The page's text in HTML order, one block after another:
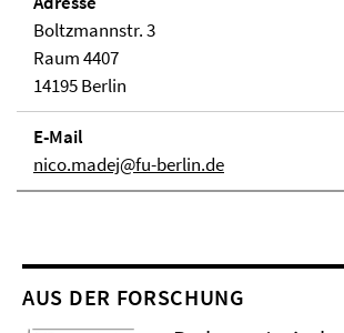
Boltzmannstr. 3
Raum 4407
14195 Berlin
E-Mail
nico.madej@fu-berlin.de
AUS DER FORSCHUNG